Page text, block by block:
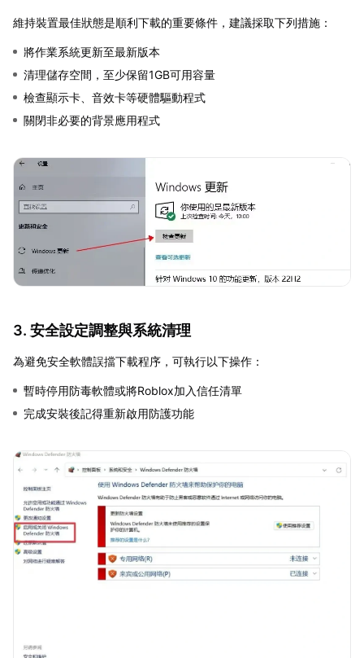
維持裝置最佳狀態是順利下載的重要條件，建議採取下列措施：
將作業系統更新至最新版本
清理儲存空間，至少保留1GB可用容量
檢查顯示卡、音效卡等硬體驅動程式
關閉非必要的背景應用程式
3. 安全設定調整與系統清理
為避免安全軟體誤擋下載程序，可執行以下操作：
暫時停用防毒軟體或將Roblox加入信任清單
完成安裝後記得重新啟用防護功能